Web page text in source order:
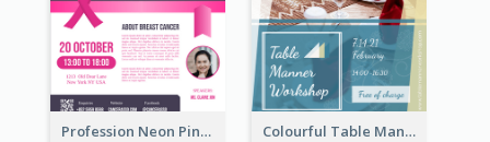
Profession Neon Pink Flyer Ribbon Design Template Colourful Table Manner Course Flyer With Details